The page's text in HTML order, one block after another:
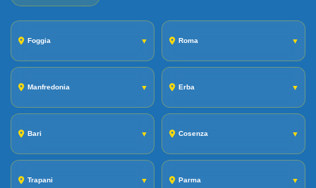
Foggia ▼ Roma ▼
Manfredonia ▼ Erba ▼
Bari ▼ Cosenza ▼
Trapani ▼ Parma ▼